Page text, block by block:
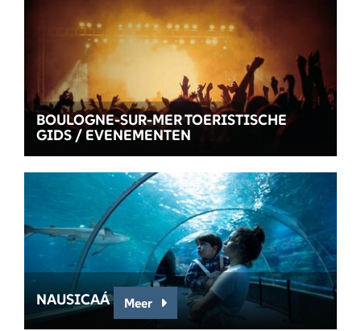
BOULOGNE-SUR-MER TOERISTISCHE
GIDS / EVENEMENTEN
NAUSICAÁ Meer